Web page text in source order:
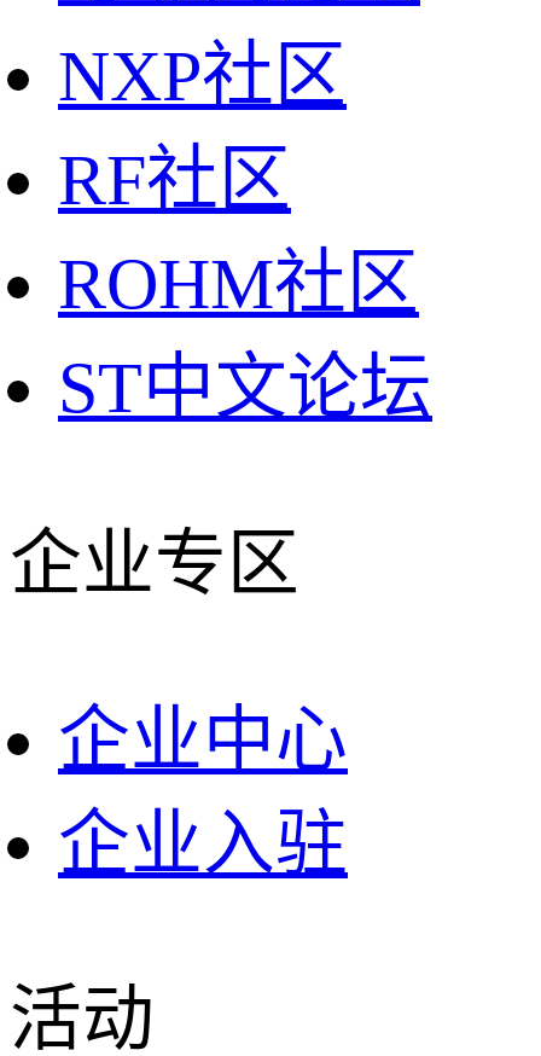
NXP社区
RF社区
ROHM社区
ST中文论坛
企业专区
企业中心
企业入驻
活动